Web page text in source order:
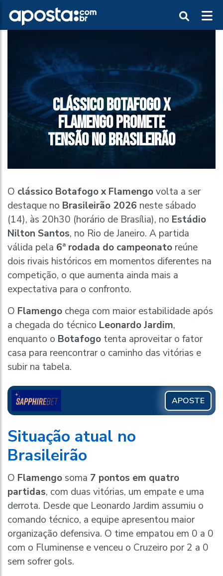
CLÁSSICO BOTAFOGO X
FLAMENGO PROMETE
TENSÃO NO BRASILEIRÃO
O clássico Botafogo x Flamengovolta a ser
destaque no Brasileirão 2026 neste sábado
(14), às 20h30 (horário de Brasília), no Estádio
Nilton Santos, no Rio de Janeiro. A partida
válida pela 6ª rodada do campeonato reúne
dois rivais históricos em momentos diferentes na
competição, o que aumenta ainda mais a
expectativa para o confronto.
O Flamengo chega com maior estabilidade após
a chegada do técnico Leonardo Jardim,
enquanto o Botafogo tenta aproveitar o fator
casa para reencontrar o caminho das vitórias e
subir na tabela.
APOSTE
Situação atual no
Brasileirão
O Flamengo soma 7 pontos em quatro
partidas, com duas vitórias, um empate e uma
derrota. Desde que Leonardo Jardim assumiu o
comando técnico, a equipe apresentou maior
organização defensiva. O time empatou em 0 a 0
com o Fluminense e venceu o Cruzeiro por 2 a 0
sem sofrer gols.